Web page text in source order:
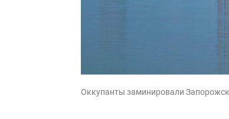
Оккупанты заминировали